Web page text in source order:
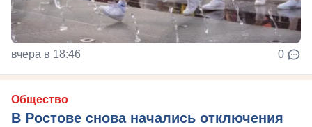
вчера в 18:46 0
Общество
В Ростове снова начались отключения